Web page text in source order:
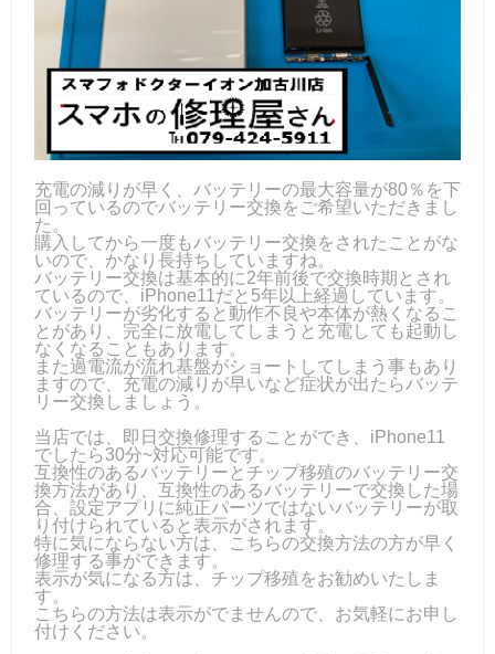
充電の減りが早く、バッテリーの最大容量が80％を下
回っているのでバッテリー交換をご希望いただきまし
た。
購入してから一度もバッテリー交換をされたことがな
いので、かなり長持ちしていますね。
バッテリー交換は基本的に2年前後で交換時期とされ
ているので、iPhone11だと5年以上経過しています。
バッテリーが劣化すると動作不良や本体が熱くなるこ
とがあり、完全に放電してしまうと充電しても起動し
なくなることもあります。
また過電流が流れ基盤がショートしてしまう事もあり
ますので、充電の減りが早いなど症状が出たらバッテ
リー交換しましょう。
当店では、即日交換修理することができ、iPhone11
でしたら30分~対応可能です。
互換性のあるバッテリーとチップ移殖のバッテリー交
換方法があり、互換性のあるバッテリーで交換した場
合、設定アプリに純正パーツではないバッテリーが取
り付けられていると表示がされます。
特に気にならない方は、こちらの交換方法の方が早く
修理する事ができます。
表示が気になる方は、チップ移殖をお勧めいたしま
す。
こちらの方法は表示がでませんので、お気軽にお申し
付けください。